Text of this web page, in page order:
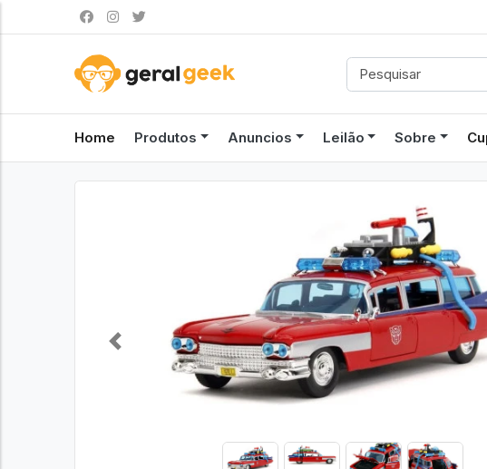
Home Produtos Anuncios Leilão Sobre
Previous